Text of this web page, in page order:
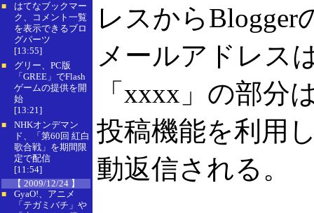
■
はてなブックマー
ク、コメント一覧
を表示できるブロ
グパーツ
[13:55]
■
グリー、PC版
「GREE」でFlash
ゲームの提供を開
始
[13:21]
■
NHKオンデマン
ド、「第60回 紅白
歌合戦」を期間限
定で配信
[11:54]
【 2009/12/24 】
■
GyaO!、アニメ
「テガミバチ」や
レスから
メールアドレス
「xxxx」の部分
投稿機能を利用
動返信される。